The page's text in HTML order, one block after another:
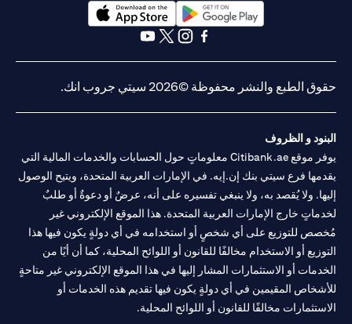
opens in a new tab
opens in a new tab
حقوق الطبع والنشر محفوظة ©2026 سيتي جروب انك.
البنود و الظروف
يوفر موقع Citibank.ae معلوماتٍ حول الحسابات والخدمات المالية التي
يقدمها فرع سيتي بنك إن.إيه. في الإمارات العربية المتحدة، ويتيح الوصول
إليها. ولا يُقصد به، ولا ينبغي تفسيره على أنه، عرضٌ أو دعوةٌ أو طلبٌ
لخدماتٍ خارج الإمارات العربية المتحدة. هذا الموقع الإلكتروني غير
مُخصص للتوزيع على أي شخصٍ أو استخدامه في أي دولةٍ يكون فيها هذا
التوزيع أو الاستخدام مخالفًا للقانون أو اللوائح المحلية، كما أن أيًا من
الخدمات أو الاستثمارات المشار إليها في هذا الموقع الإلكتروني غير متاحةٍ
للأشخاص المقيمين في أي دولةٍ يكون فيها تقديم هذه الخدمات أو
الاستثمارات مخالفًا للقانون أو اللوائح المحلية.